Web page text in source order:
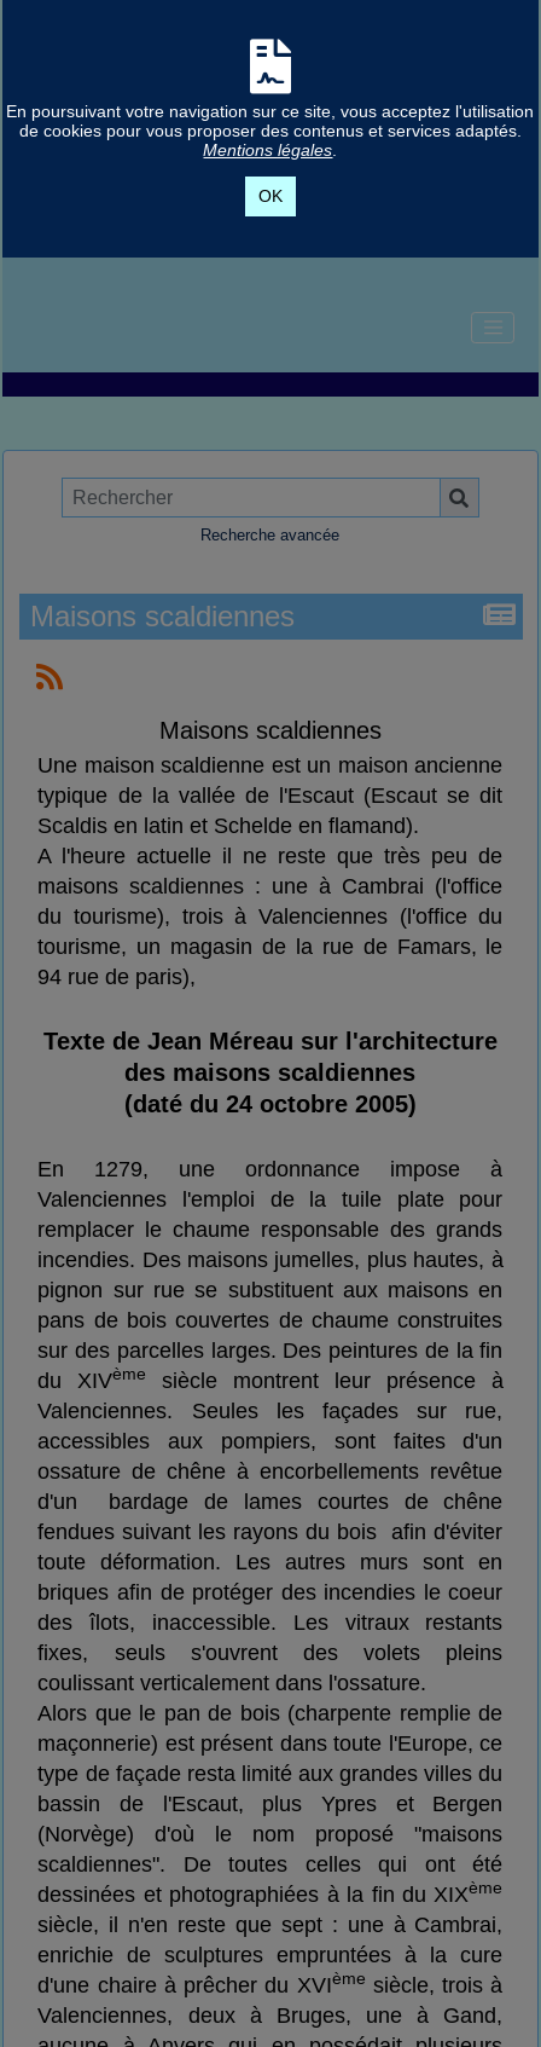
En poursuivant votre navigation sur ce site, vous acceptez l'utilisation
de cookies pour vous proposer des contenus et services adaptés.
Mentions légales
OK
Recherche avancée
Maisons scaldiennes
Maisons scaldiennes
Une maison scaldienne est un maison ancienne
typique de la vallée de l'Escaut (Escaut se dit
Scaldis en latin et Schelde en flamand).
A l'heure actuelle il ne reste que très peu de
maisons scaldiennes : une à Cambrai (l'office
du tourisme), trois à Valenciennes (l'office du
tourisme, un magasin de la rue de Famars, le
94 rue de paris),
Texte de Jean Méreau sur l'architecture
des maisons scaldiennes
(daté du 24 octobre 2005)
En 1279, une ordonnance impose à
Valenciennes l'emploi de la tuile plate pour
remplacer le chaume responsable des grands
incendies. Des maisons jumelles, plus hautes, à
pignon sur rue se substituent aux maisons en
pans de bois couvertes de chaume construites
sur des parcelles larges. Des peintures de la fin
du XIVème
siècle montrent leur présence à
Valenciennes. Seules les façades sur rue,
accessibles aux pompiers, sont faites d'un
ossature de chêne à encorbellements revêtue
d'un bardage de lames courtes de chêne
fendues suivant les rayons du bois afin d'éviter
toute déformation. Les autres murs sont en
briques afin de protéger des incendies le coeur
des îlots, inaccessible. Les vitraux restants
fixes, seuls s'ouvrent des volets pleins
coulissant verticalement dans l'ossature.
Alors que le pan de bois (charpente remplie de
maçonnerie) est présent dans toute l'Europe, ce
type de façade resta limité aux grandes villes du
bassin de l'Escaut, plus Ypres et Bergen
(Norvège) d'où le nom proposé "maisons
scaldiennes". De toutes celles qui ont été
dessinées et photographiées à la fin du XIXème
siècle, il n'en reste que sept : une à Cambrai,
enrichie de sculptures empruntées à la cure
d'une chaire à prêcher du XVIème siècle, trois à
Valenciennes, deux à Bruges, une à Gand,